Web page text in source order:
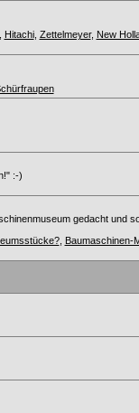
Hitachi, Zettelmeyer, New
:-)
gedacht und
, Baumaschinen-